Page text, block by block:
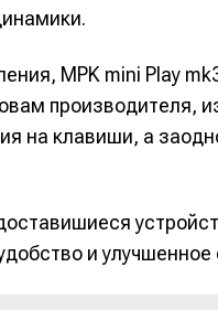
MPK mini Play
производителя,
на клавиши, а
и улучшенное